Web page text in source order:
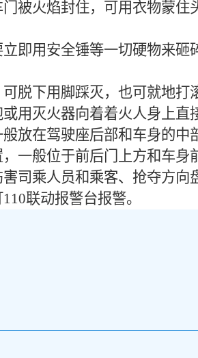
被火焰封住，可用衣物蒙
即用安全锤等一切硬物来
脱下用脚踩灭，也可就地
用灭火器向着着火人身上直
放在驾驶座后部和车身的中
一般位于前后门上方和车身
司乘人员和乘客、抢夺方
110联动报警台报警。